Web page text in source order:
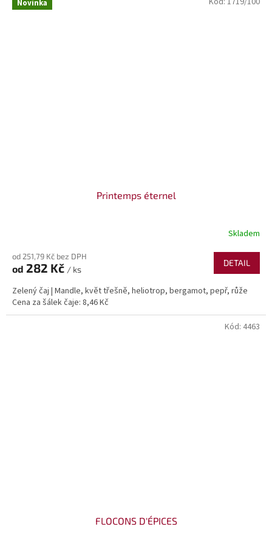
Novinka
Printemps éternel
Skladem
od 251,79 Kč bez DPH
od 282 Kč / ks
DETAIL
Zelený čaj | Mandle, květ třešně, heliotrop, bergamot, pepř, růže
Cena za šálek čaje: 8,46 Kč
FLOCONS D'ÉPICES
Kód: 4463